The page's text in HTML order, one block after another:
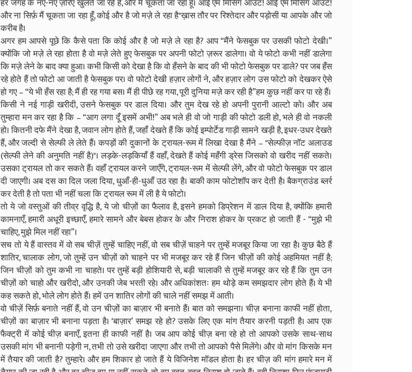
हर जगह के नए-नए ज़रिए खुलते जा रहे हैं, और मैं चूकता जा रहा हूँ। आई एम मिसिंग आउट! आई एम मिसिंग आउट!
और ना सिर्फ़ मैं चूकता जा रहा हूँ, कोई और है जो मज़े ले रहा है"ख़ास तौर पर रिश्तेदार और पड़ोसी या आपके और जो
करीब है।
अगर हम आपसे पूछे कि कैसे पता कि कोई और है जो मज़े ले रहा है? आप “मैंने फेसबुक पर उसकी फोटो देखी।”
क्योंकि जो मज़े ले रहा होता है वो मज़े लेते हुए फेसबुक पर अपनी फोटो ज़रूर डालेगा। वो ये फोटो कभी नहीं डालेगा
कि मज़े लेने के बाद क्या हुआ। कभी किसी को देखा है कि वो हँसने के बाद की भी फोटो फेसबुक पर डाले? पर जब हँस
रहे होते हैं तो फोटो आ जाती है फेसबुक पर। वो फोटो देखी हज़ार लोगों ने, और हज़ार लोग उस फोटो को देखकर ऐसे
हो गए – “ये भी हँस रहा है; मैं ही रह गया बस। मैं ही पीछे रह गया, पूरी दुनिया मज़े कर रही है”हम कुछ नहीं कर पा रहे हैं।
किसी ने नई गाड़ी खरीदी, उसने फेसबुक पर डाल दिया। और तुम देख रहे हो अपनी पुरानी आल्टो को। और अब
तुम्हारा मन कर रहा है कि – “आग लगा दूँ इसमें अभी!” अब भले ही वो जो गाड़ी की फोटो डली हो, भले ही वो नकली
हो। कितनी दफे मैंने देखा है, जवान लोग होते हैं, जहाँ देखते हैं कि कोई इम्पोर्टेड गाड़ी सामने खड़ी है, इधर-उधर देखते
हैं, और जल्दी से सेल्फी ले लेते हैं। कपड़ों की दुकानों के ट्रायल-रूम में लिखा देखा है मैंने – "सेल्फीज़ नॉट अलाउड
(सेल्फी लेने की अनुमति नहीं है)"। लड़के-लड़कियाँ हैं वहाँ, देखते हैं कोई महँगी ड्रेस जिसको वो खरीद नहीं सकते।
उसका ट्रायल तो कर सकते हैं। वहाँ ट्रायल करने जाएँगे, ट्रायल-रूम में सेल्फी लेंगे, और वो फोटो फेसबुक पर डाल
दी जाएगी। अब दस का दिल जला दिया, धुआँ-ही-धुआँ उठ रहा है। बाकी काम फोटोशॉप कर देती है। बैकग्राउंड ब्लर्र
कर देती है तो पता भी नहीं चला कि ट्रायल रूम में ली है ये फोटो।
तो ये जो वस्तुओं की तीव्र वृद्धि है, ये जो चीज़ों का फैलाव है, इसने हमको डिप्रेशन में डाल दिया है, क्योंकि हमारी
कामनाएँ, हमारी अधूरी इच्छाएँ, हमारे सामने और बेबस होकर के और निराश होकर के प्रकट हो जाती हैं - “मुझे भी
चाहिए, मुझे मिल नहीं रहा”।
सच तो ये हैं वास्तव में वो सब चीज़ें तुम्हें चाहिए नहीं, वो सब चीज़ें चाहने पर तुम्हें मजबूर किया जा रहा है। कुछ बैठे हैं
शातिर, चालाक लोग, जो तुम्हें उन चीज़ों को चाहने पर भी मजबूर कर रहे हैं जिन चीज़ों की कोई अहमियत नहीं है;
जिन चीज़ों को तुम कभी ना चाहते। पर तुम्हें बड़ी होशियारी से, बड़ी चालाकी से तुम्हें मजबूर कर रहे हैं कि तुम उन
चीज़ों को चाहो और खरीदो, और उनकी जेब भरती रहे। और अधिकांशतः हम थोड़े कम समझदार लोग होते हैं। ये भी
कह सकते हो, भोले लोग होते हैं। हमें उन शातिर लोगों की चाले नहीं समझ में आती।
वो चीज़ें सिर्फ़ बनाते नहीं हैं, वो उन चीज़ों का बाज़ार भी बनाते हैं। बात को समझना। चीज़ बनाना काफी नहीं होता,
चीज़ों का बाज़ार भी बनाना पड़ता है। ‘बाज़ार’ समझ रहे हो? उसके लिए एक मांग तैयार करनी पड़ती है। आप एक
फैक्ट्री में कोई चीज़ बनाएँ, इतना ही काफी नहीं है। जब आप कोई चीज़ बना रहे हो तो आपको उसके साथ-साथ
उसकी मांग भी बनानी पड़ेगी न, तभी तो उसे खरीदा जाएगा और तभी तो आपको पैसे मिलेंगे। और वो मांग किसके मन
में तैयार की जाती है? तुम्हारे। और हम शिकार हो जाते हैं ये विजिनेश मॉडल होता है। हर चीज़ की मांग हमारे मन में